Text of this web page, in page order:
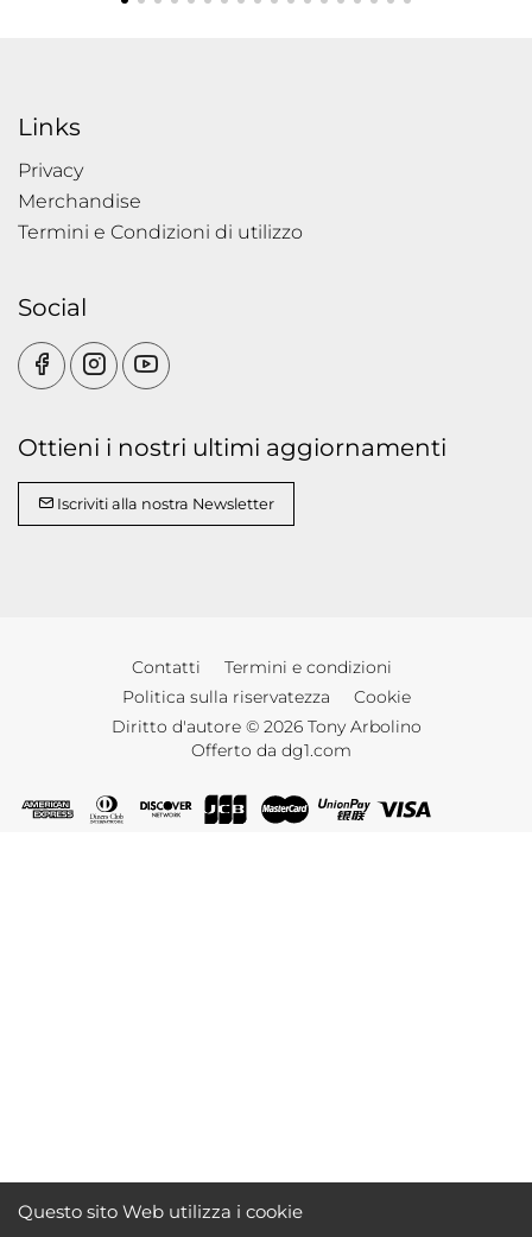
Links
Privacy
Merchandise
Termini e Condizioni di utilizzo
Social
Ottieni i nostri ultimi aggiornamenti
Iscriviti alla nostra Newsletter
Contatti
Termini e condizioni
Politica sulla riservatezza
Cookie
Diritto d'autore © 2026 Tony Arbolino
Offerto da dg1.com
Questo sito Web utilizza i cookie